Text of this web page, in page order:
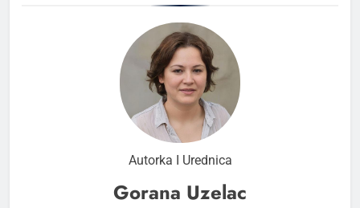
Autorka I Urednica
Gorana Uzelac